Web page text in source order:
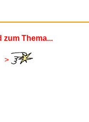
zum Thema...
>